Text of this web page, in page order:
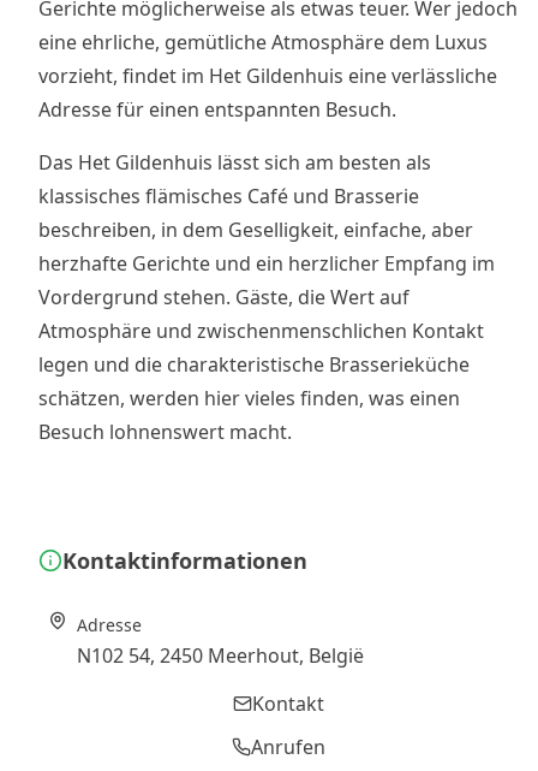
Gerichte möglicherweise als etwas teuer. Wer jedoch
eine ehrliche, gemütliche Atmosphäre dem Luxus
vorzieht, findet im Het Gildenhuis eine verlässliche
Adresse für einen entspannten Besuch.
Das Het Gildenhuis lässt sich am besten als
klassisches flämisches Café und Brasserie
beschreiben, in dem Geselligkeit, einfache, aber
herzhafte Gerichte und ein herzlicher Empfang im
Vordergrund stehen. Gäste, die Wert auf
Atmosphäre und zwischenmenschlichen Kontakt
legen und die charakteristische Brasserieküche
schätzen, werden hier vieles finden, was einen
Besuch lohnenswert macht.
Kontaktinformationen
Adresse
N102 54, 2450 Meerhout, België
Kontakt
Anrufen